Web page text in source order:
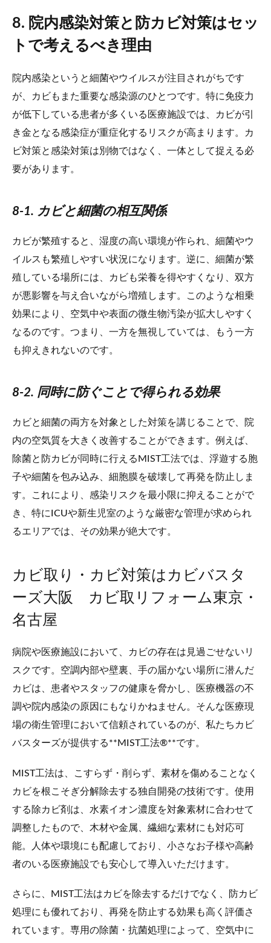
8. 院内感染対策と防カビ対策はセッ
トで考えるべき理由
院内感染というと細菌やウイルスが注目されがちです
が、カビもまた重要な感染源のひとつです。特に免疫力
が低下している患者が多くいる医療施設では、カビが引
き金となる感染症が重症化するリスクが高まります。カ
ビ対策と感染対策は別物ではなく、一体として捉える必
要があります。
8-1. カビと細菌の相互関係
カビが繁殖すると、湿度の高い環境が作られ、細菌やウ
イルスも繁殖しやすい状況になります。逆に、細菌が繁
殖している場所には、カビも栄養を得やすくなり、双方
が悪影響を与え合いながら増殖します。このような相乗
効果により、空気中や表面の微生物汚染が拡大しやすく
なるのです。つまり、一方を無視していては、もう一方
も抑えきれないのです。
8-2. 同時に防ぐことで得られる効果
カビと細菌の両方を対象とした対策を講じることで、院
内の空気質を大きく改善することができます。例えば、
除菌と防カビが同時に行えるMIST工法では、浮遊する胞
子や細菌を包み込み、細胞膜を破壊して再発を防止しま
す。これにより、感染リスクを最小限に抑えることがで
き、特にICUや新生児室のような厳密な管理が求められ
るエリアでは、その効果が絶大です。
カビ取り・カビ対策はカビバスタ
ーズ大阪 カビ取リフォーム東京・
名古屋
病院や医療施設において、カビの存在は見過ごせないリ
スクです。空調内部や壁裏、手の届かない場所に潜んだ
カビは、患者やスタッフの健康を脅かし、医療機器の不
調や院内感染の原因にもなりかねません。そんな医療現
場の衛生管理において信頼されているのが、私たちカビ
バスターズが提供する**MIST工法®**です。
MIST工法は、こすらず・削らず、素材を傷めることなく
カビを根こそぎ分解除去する独自開発の技術です。使用
する除カビ剤は、水素イオン濃度を対象素材に合わせて
調整したもので、木材や金属、繊細な素材にも対応可
能。人体や環境にも配慮しており、小さなお子様や高齢
者のいる医療施設でも安心して導入いただけます。
さらに、MIST工法はカビを除去するだけでなく、防カビ
処理にも優れており、再発を防止する効果も高く評価さ
れています。専用の除菌・抗菌処理によって、空気中に